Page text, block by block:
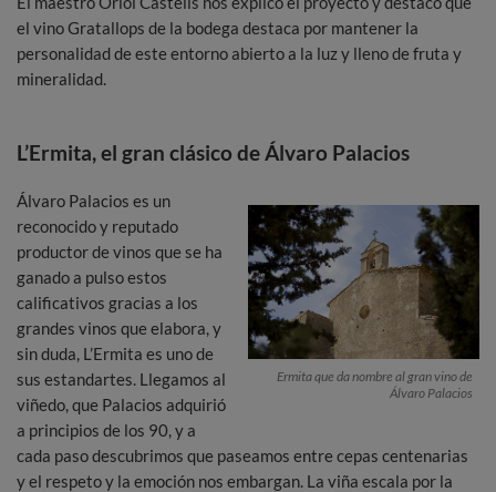
el vino Gratallops de la bodega destaca por mantener la
personalidad de este entorno abierto a la luz y lleno de fruta y
mineralidad.
L’Ermita, el gran clásico de Álvaro Palacios
Ermita que da nombre al gran vino de
Álvaro Palacios
Álvaro Palacios es un
reconocido y reputado
productor de vinos que se ha
ganado a pulso estos
calificativos gracias a los
grandes vinos que elabora, y
sin duda, L’Ermita es uno de
sus estandartes. Llegamos al
viñedo, que Palacios adquirió
a principios de los 90, y a
cada paso descubrimos que paseamos entre cepas centenarias
y el respeto y la emoción nos embargan. La viña escala por la